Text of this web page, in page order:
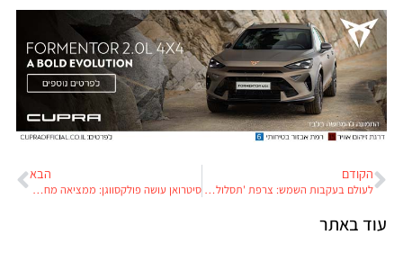
הקודם
לעולם בעקבות השמש: צרפת 'תסלול' 1,000 קילומטרים של כבישים סולאריים
הבא
סיטרואן עושה פולקסווגן: ממציאה מחדש את ה'ואן' המסחרי
עוד באתר